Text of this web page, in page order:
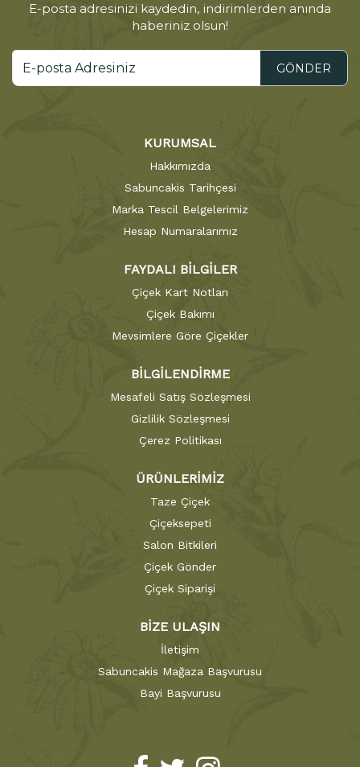
E-posta adresinizi kaydedin, indirimlerden anında
haberiniz olsun!
GÖNDER
KURUMSAL
Hakkımızda
Sabuncakis Tarihçesi
Marka Tescil Belgelerimiz
Hesap Numaralarımız
FAYDALI BİLGİLER
Çiçek Kart Notları
Çiçek Bakımı
Mevsimlere Göre Çiçekler
BİLGİLENDİRME
Mesafeli Satış Sözleşmesi
Gizlilik Sözleşmesi
Çerez Politikası
ÜRÜNLERİMİZ
Taze Çiçek
Çiçeksepeti
Salon Bitkileri
Çiçek Gönder
Çiçek Siparişi
BİZE ULAŞIN
İletişim
Sabuncakis Mağaza Başvurusu
Bayi Başvurusu